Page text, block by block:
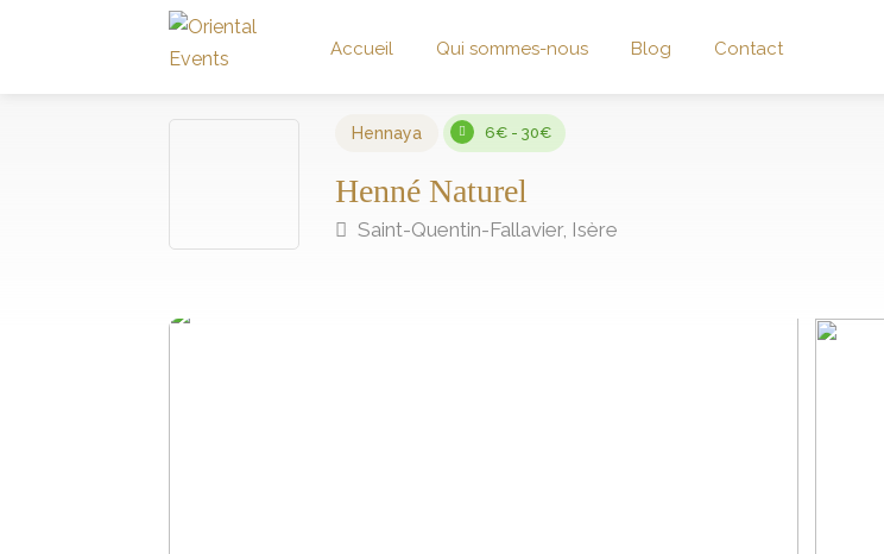
Accueil Qui sommes-nous Blog Contact
Hennaya 6€ - 30€
Henné Naturel
Saint-Quentin-Fallavier, Isère